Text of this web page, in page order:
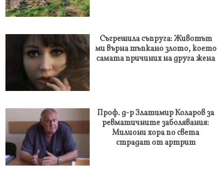
Съгрешила съпруга: Животът
ми върна тъпкано злото, което
самата причиних на друга жена
Проф. д-р Златимир Коларов за
ревматичните заболявания:
Милиони хора по света
страдат от артрит